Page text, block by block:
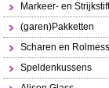
Markeer- en
(garen)Pakketten
Scharen en
Speldenkussens